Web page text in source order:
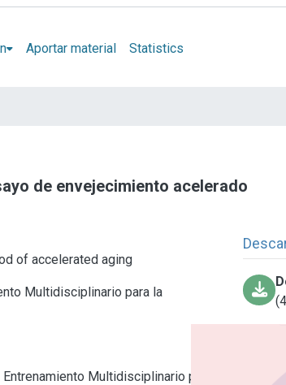
Aportar material Statistics
de envejecimiento acelerado
of accelerated aging
Multidisciplinario para la
Multidisciplinario para la